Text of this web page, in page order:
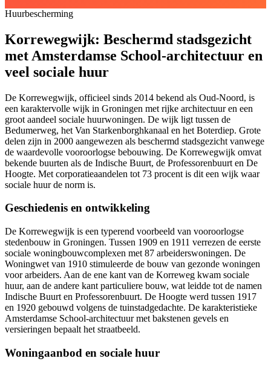
Huurbescherming
Korrewegwijk: Beschermd stadsgezicht
met Amsterdamse School-architectuur en
veel sociale huur
De Korrewegwijk, officieel sinds 2014 bekend als Oud-Noord, is
een karaktervolle wijk in Groningen met rijke architectuur en een
groot aandeel sociale huurwoningen. De wijk ligt tussen de
Bedumerweg, het Van Starkenborghkanaal en het Boterdiep. Grote
delen zijn in 2000 aangewezen als beschermd stadsgezicht vanwege
de waardevolle vooroorlogse bebouwing. De Korrewegwijk omvat
bekende buurten als de Indische Buurt, de Professorenbuurt en De
Hoogte. Met corporatieaandelen tot 73 procent is dit een wijk waar
sociale huur de norm is.
Geschiedenis en ontwikkeling
De Korrewegwijk is een typerend voorbeeld van vooroorlogse
stedenbouw in Groningen. Tussen 1909 en 1911 verrezen de eerste
sociale woningbouwcomplexen met 87 arbeiderswoningen. De
Woningwet van 1910 stimuleerde de bouw van gezonde woningen
voor arbeiders. Aan de ene kant van de Korreweg kwam sociale
huur, aan de andere kant particuliere bouw, wat leidde tot de namen
Indische Buurt en Professorenbuurt. De Hoogte werd tussen 1917
en 1920 gebouwd volgens de tuinstadgedachte. De karakteristieke
Amsterdamse School-architectuur met bakstenen gevels en
versieringen bepaalt het straatbeeld.
Woningaanbod en sociale huur